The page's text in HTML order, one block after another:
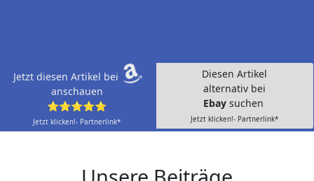
Jetzt diesen Artikel bei
anschauen
⭐⭐⭐⭐⭐
Jetzt klicken!- Partnerlink*
Diesen Artikel
alternativ bei
Ebay suchen
Jetzt klicken!- Partnerlink*